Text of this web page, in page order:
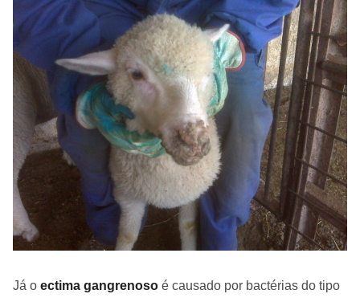
Já o ectima gangrenoso é causado por bactérias do tipo